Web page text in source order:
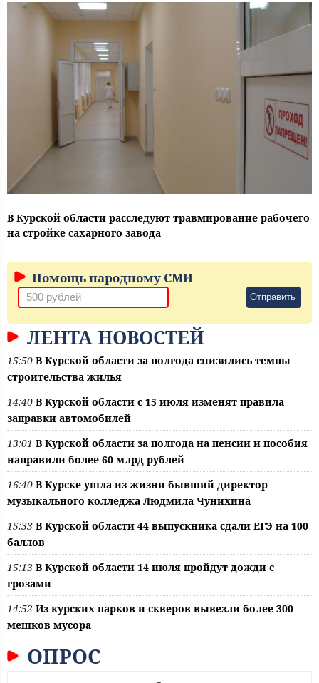
В Курской области расследуют травмирование рабочего
на стройке сахарного завода
Помощь народному СМИ
Отправить
ЛЕНТА НОВОСТЕЙ
15:50 В Курской области за полгода снизились темпы
строительства жилья
14:40 В Курской области с 15 июля изменят правила
заправки автомобилей
13:01 В Курской области за полгода на пенсии и пособия
направили более 60 млрд рублей
16:40 В Курске ушла из жизни бывший директор
музыкального колледжа Людмила Чунихина
15:33 В Курской области 44 выпускника сдали ЕГЭ на 100
баллов
15:13 В Курской области 14 июля пройдут дожди с
грозами
14:52 Из курских парков и скверов вывезли более 300
мешков мусора
ОПРОС